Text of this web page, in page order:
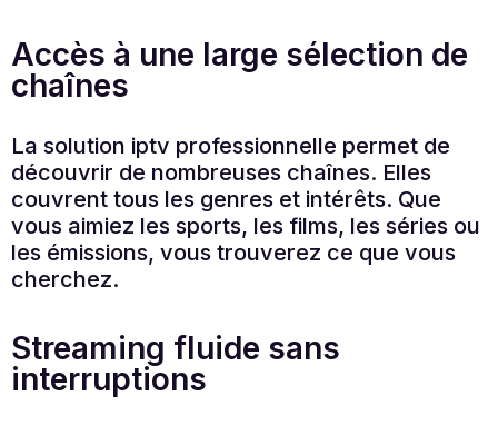
Accès à une large sélection de
chaînes
La solution iptv professionnelle permet de
découvrir de nombreuses chaînes. Elles
couvrent tous les genres et intérêts. Que
vous aimiez les sports, les films, les séries ou
les émissions, vous trouverez ce que vous
cherchez.
Streaming fluide sans
interruptions